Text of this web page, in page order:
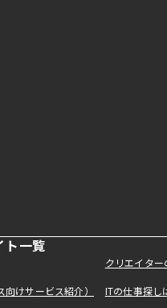
ト一覧
クリエイタ
けサービス紹介） ITの仕事探